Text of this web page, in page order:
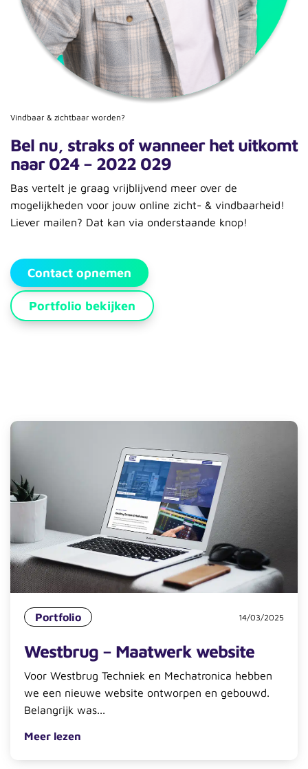
Vindbaar & zichtbaar worden?
Bel nu, straks of wanneer het uitkomt
naar 024 – 2022 029
Bas vertelt je graag vrijblijvend meer over de
mogelijkheden voor jouw online zicht- & vindbaarheid!
Liever mailen? Dat kan via onderstaande knop!
Contact opnemen
Portfolio bekijken
Portfolio 14/03/2025
Westbrug – Maatwerk website
Voor Westbrug Techniek en Mechatronica hebben
we een nieuwe website ontworpen en gebouwd.
Belangrijk was...
Meer lezen